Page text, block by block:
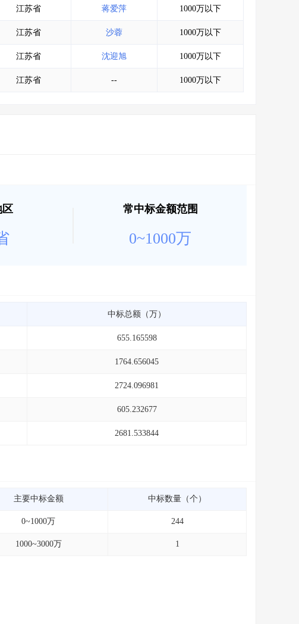
江苏省 蒋爱萍 1000万以下
江苏省 沙蓉 1000万以下
江苏省 沈迎旭 1000万以下
江苏省 -- 1000万以下
区 常中标金额范围
0~1000万
中标总额（万）
655.165598
1764.656045
2724.096981
605.232677
2681.533844
主要中标金额 中标数量（个）
0~1000万 244
1000~3000万 1